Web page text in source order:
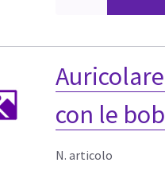
con le
N. articolo